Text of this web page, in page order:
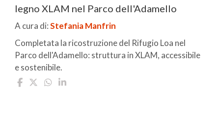
legno XLAM nel Parco dell'Adamello
A cura di:Stefania Manfrin
Completata la ricostruzione del Rifugio Loa nel
Parco dell'Adamello: struttura in XLAM, accessibile
e sostenibile.